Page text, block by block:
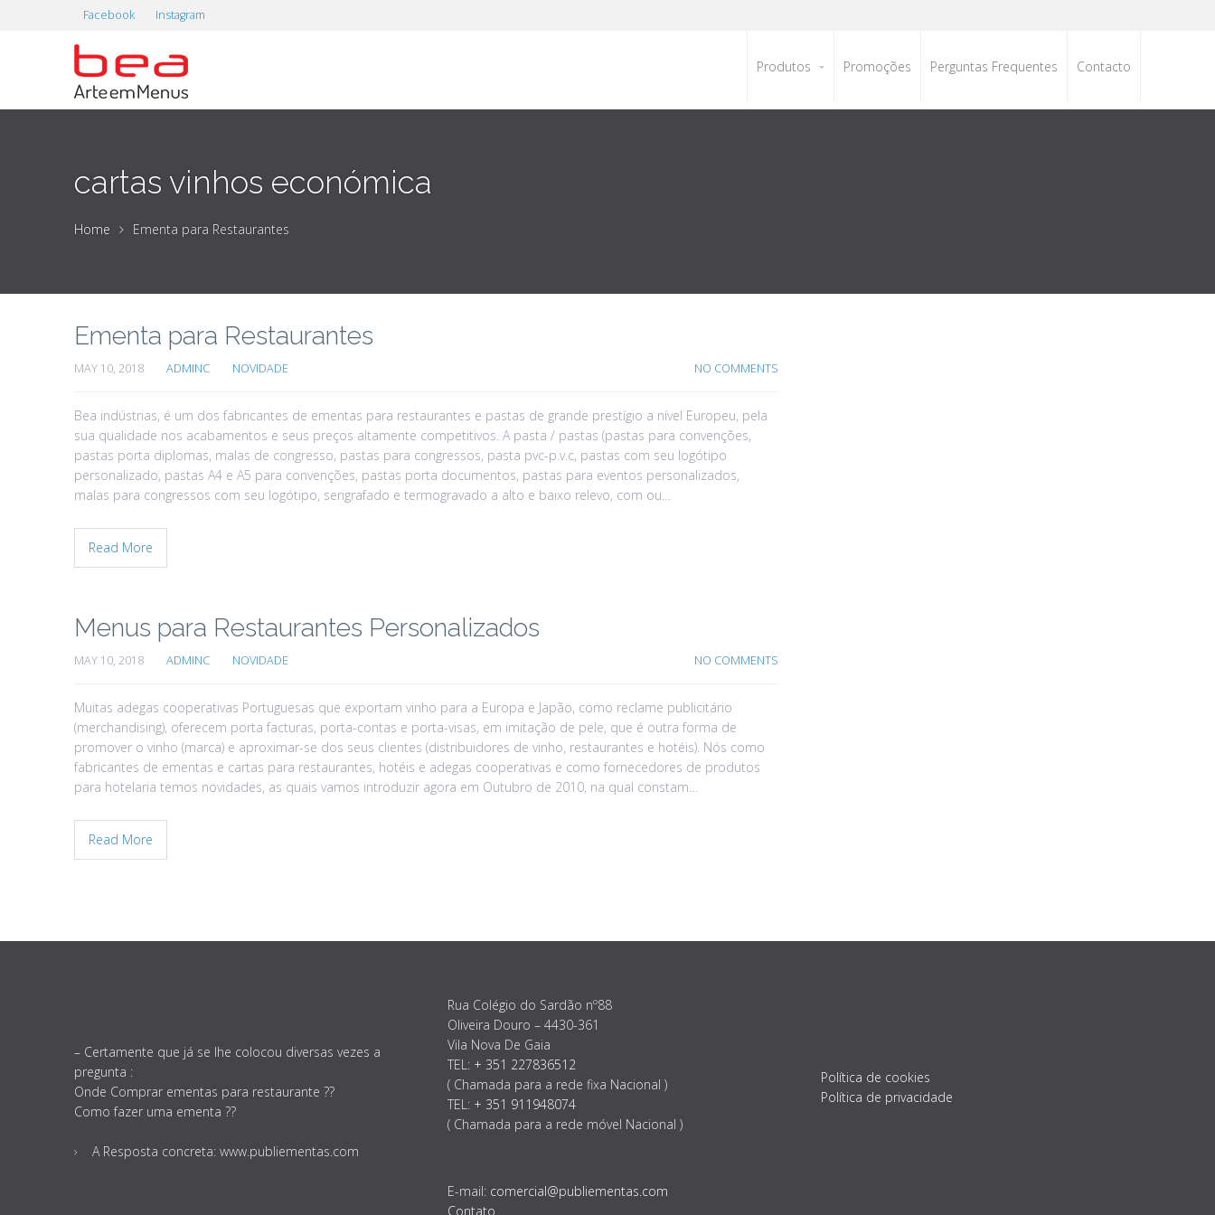
Facebook Instagram
Produtos Promoções Perguntas Frequentes Contacto
cartas vinhos económica
Home Ementa para Restaurantes
Ementa para Restaurantes
MAY 10, 2018 ADMINC NOVIDADE NO COMMENTS
Bea indústrias, é um dos fabricantes de ementas para restaurantes e pastas de grande prestígio a nível Europeu, pela
sua qualidade nos acabamentos e seus preços altamente competitivos. A pasta / pastas (pastas para convenções,
pastas porta diplomas, malas de congresso, pastas para congressos, pasta pvc-p.v.c, pastas com seu logótipo
personalizado, pastas A4 e A5 para convenções, pastas porta documentos, pastas para eventos personalizados,
malas para congressos com seu logótipo, serigrafado e termogravado a alto e baixo relevo, com ou…
Read More
Menus para Restaurantes Personalizados
MAY 10, 2018 ADMINC NOVIDADE NO COMMENTS
Muitas adegas cooperativas Portuguesas que exportam vinho para a Europa e Japão, como reclame publicitário
(merchandising), oferecem porta facturas, porta-contas e porta-visas, em imitação de pele, que é outra forma de
promover o vinho (marca) e aproximar-se dos seus clientes (distribuidores de vinho, restaurantes e hotéis). Nós como
fabricantes de ementas e cartas para restaurantes, hotéis e adegas cooperativas e como fornecedores de produtos
para hotelaria temos novidades, as quais vamos introduzir agora em Outubro de 2010, na qual constam…
Read More
– Certamente que já se lhe colocou diversas vezes a
pregunta :
Onde Comprar ementas para restaurante ??
Como fazer uma ementa ??
A Resposta concreta: www.publiementas.com
Rua Colégio do Sardão nº88
Oliveira Douro – 4430-361
Vila Nova De Gaia
TEL: + 351 227836512
( Chamada para a rede fixa Nacional )
TEL: + 351 911948074
( Chamada para a rede móvel Nacional )
E-mail: comercial@publiementas.com
Contato
Política de cookies
Política de privacidade